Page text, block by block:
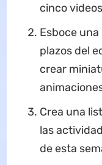
cinco
Esboce
plazos del
crear
Crea una
las
de esta